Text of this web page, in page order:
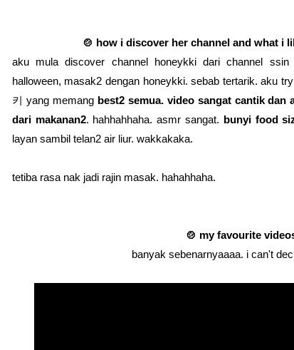
🍲 how i discover her channel and what i
aku mula discover channel honeykkidari channel
halloween, masak2 dengan honeykki. sebab tertarik. aku
키 yang memangbest2 semua. video sangat cantik dan
dari makanan2. hahhahhaha. asmr sangat. bunyi food
layan sambil telan2 air liur. wakkakaka.
tetiba rasa nak jadi rajin masak. hahahhaha.
🍲 my favourite
banyak sebenarnyaaaa. i can't